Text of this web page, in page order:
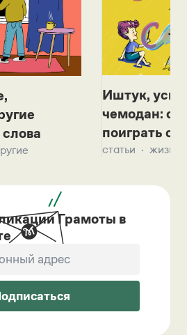
Иштук,
чемодан:
поиграть с
статьи жизнь
Грамоты в